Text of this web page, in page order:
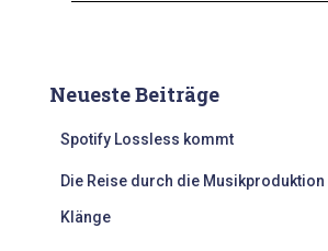
Neueste Beiträge
Spotify Lossless kommt
Die Reise durch die
Klänge